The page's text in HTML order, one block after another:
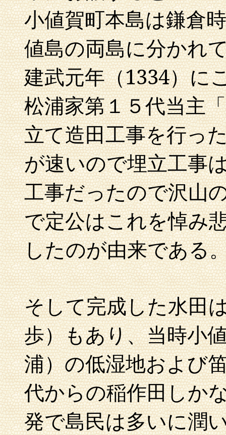
小値賀町本島は鎌倉
値島の両島に分かれ
建武元年（1334）に
松浦家第１５代当主
立て造田工事を行っ
が速いので埋立工事
工事だったので沢山
で定公はこれを悼み
したのが由来である
そして完成した水田
歩）もあり、当時小
浦）の低湿地および
代からの稲作田しか
発で島民は多いに潤